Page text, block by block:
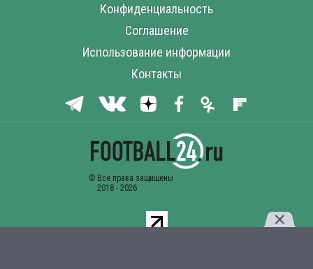
Конфиденциальность
Соглашение
Использование информации
Контакты